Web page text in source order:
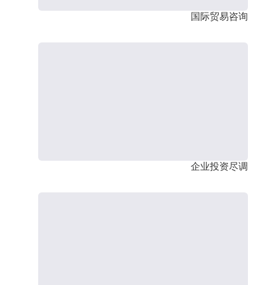
国际贸易咨询
企业投资尽调